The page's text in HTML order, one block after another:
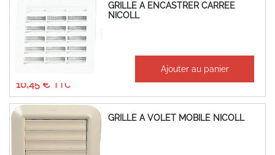
GRILLE A ENCASTRER CARREE
NICOLL
À partir de
10,45 €
Ajouter au panier
GRILLE A VOLET MOBILE NICOLL